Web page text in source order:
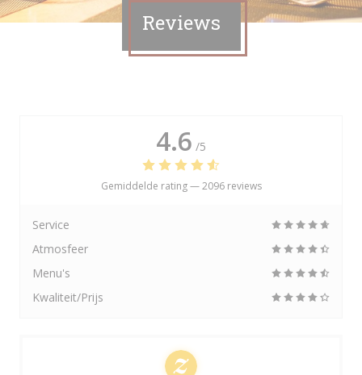
Reviews
4.6 /5
Gemiddelde rating —2096 reviews
Service
Atmosfeer
Menu's
Kwaliteit/Prijs